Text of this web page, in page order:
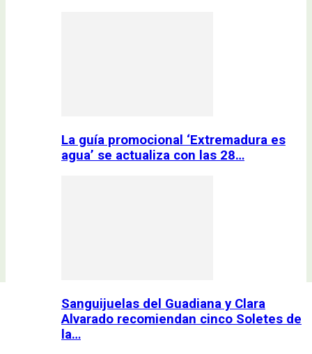
La guía promocional ‘Extremadura es
agua’ se actualiza con las 28…
Sanguijuelas del Guadiana y Clara
Alvarado recomiendan cinco Soletes de
la…